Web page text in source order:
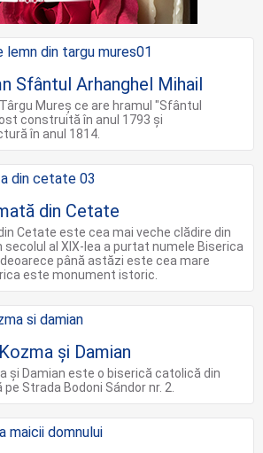
Sfântul Arhanghel Mihail
Mureș ce are hramul "Sfântul
construită în anul 1793 și
în anul 1814.
din Cetate
Cetate este cea mai veche clădire din
secolul al XIX-lea a purtat numele Biserica
până astăzi este cea mare
este monument istoric.
și Damian
și Damian este o biserică catolică din
Strada Bodoni Sándor nr. 2.